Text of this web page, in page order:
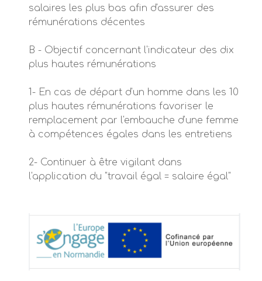
salaires les plus bas afin d'assurer des
rémunérations décentes
B - Objectif concernant l'indicateur des dix
plus hautes rémunérations
1- En cas de départ d'un homme dans les 10
plus hautes rémunérations favoriser le
remplacement par l'embauche d'une femme
à compétences égales dans les entretiens
2- Continuer à être vigilant dans
l'application du "travail égal = salaire égal"